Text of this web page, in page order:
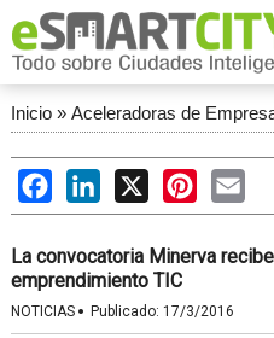
Inicio» Aceleradoras de
FacebookLinkedIn
X Pinterest
La convocatoria Minerva
emprendimiento TIC
NOTICIAS · Publicado: 17/3/2016